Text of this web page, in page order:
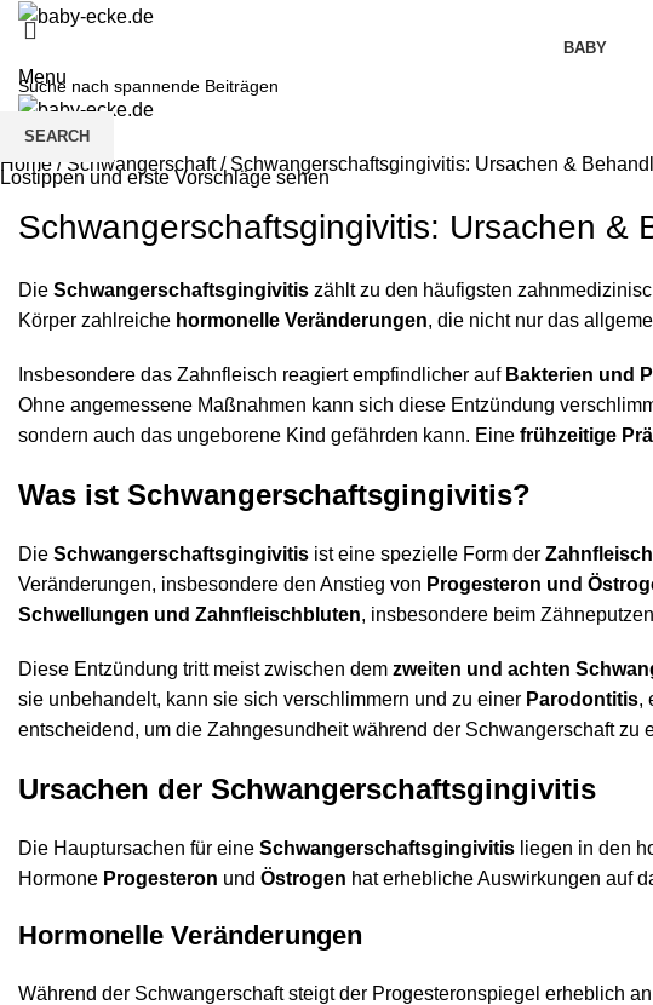
BABY
Menu
Home / Schwangerschaft/ Schwangerschaftsgingivitis: Ursachen &
Schwangerschaftsgingivitis: Ursachen &
Die Schwangerschaftsgingivitis zählt zu den häufigsten
Körper zahlreiche hormonelle Veränderungen, die nicht nur das
Insbesondere das Zahnfleisch reagiert empfindlicher auf Bakterien und
Ohne angemessene Maßnahmen kann sich diese Entzündung
sondern auch das ungeborene Kind gefährden kann. Eine frühzeitige
Was ist Schwangerschaftsgingivitis?
Die Schwangerschaftsgingivitis ist eine spezielle Form der
Veränderungen, insbesondere den Anstieg von Progesteron und
Schwellungen und Zahnfleischbluten, insbesondere beim
Diese Entzündung tritt meist zwischen dem zweiten und achten
sie unbehandelt, kann sie sich verschlimmern und zu einer Parodontitis,
entscheidend, um die Zahngesundheit während der Schwangerschaft zu
Ursachen der Schwangerschaftsgingivitis
Die Hauptursachen für eine Schwangerschaftsgingivitis liegen in den
Hormone Progesteron und Östrogen hat erhebliche Auswirkungen auf
Hormonelle Veränderungen
Während der Schwangerschaft steigt der Progesteronspiegel erheblich
SEARCH
Lostippen und erste Vorschläge sehen